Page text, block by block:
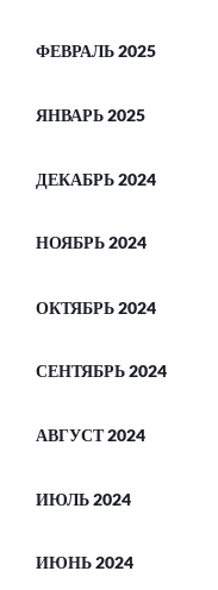
ФЕВРАЛЬ 2025
ЯНВАРЬ 2025
ДЕКАБРЬ 2024
НОЯБРЬ 2024
ОКТЯБРЬ 2024
СЕНТЯБРЬ 2024
АВГУСТ 2024
ИЮЛЬ 2024
ИЮНЬ 2024